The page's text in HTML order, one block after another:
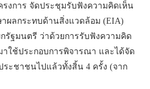
งการ จัดประชุมรับฟังความคิดเห็น
ผลกระทบด้านสิ่งแวดล้อม (EIA)
รัฐมนตรี ว่าด้วยการรับฟังความคิด
าใช้ประกอบการพิจารณา และได้จัด
ะชาชนไปแล้วทั้งสิ้น 4 ครั้ง (จาก